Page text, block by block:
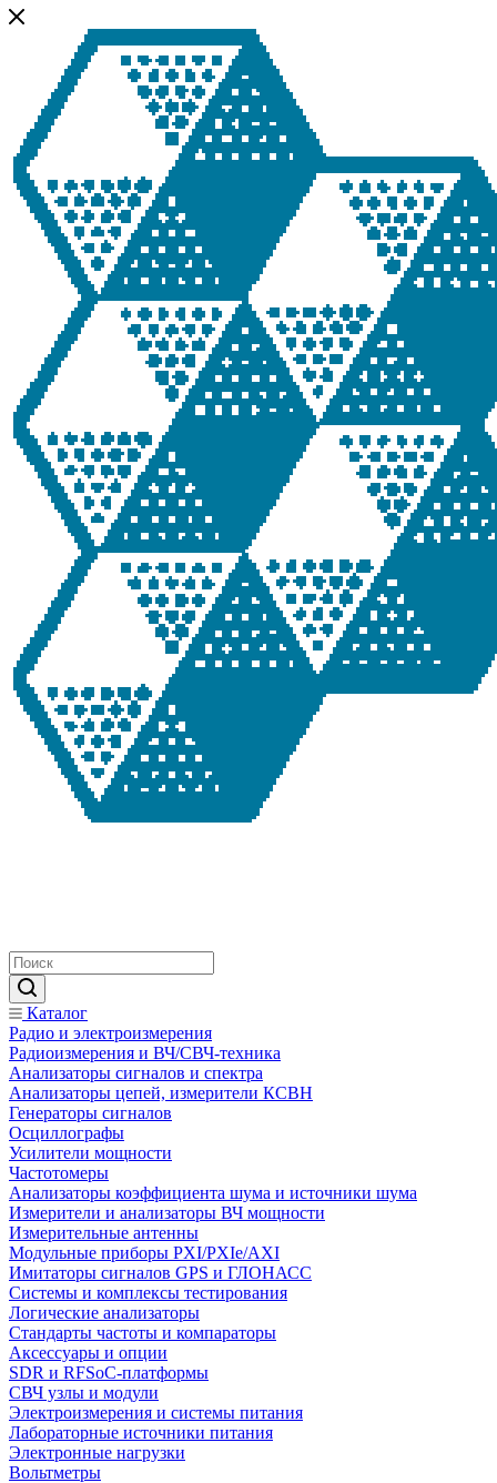
Каталог
Радио и электроизмерения
Радиоизмерения и ВЧ/СВЧ-техника
Анализаторы сигналов и спектра
Анализаторы цепей, измерители КСВН
Генераторы сигналов
Осциллографы
Усилители мощности
Частотомеры
Анализаторы коэффициента шума и источники шума
Измерители и анализаторы ВЧ мощности
Измерительные антенны
Модульные приборы PXI/PXIe/AXI
Имитаторы сигналов GPS и ГЛОНАСС
Системы и комплексы тестирования
Логические анализаторы
Стандарты частоты и компараторы
Аксессуары и опции
SDR и RFSoC‑платформы
СВЧ узлы и модули
Электроизмерения и системы питания
Лабораторные источники питания
Электронные нагрузки
Вольтметры